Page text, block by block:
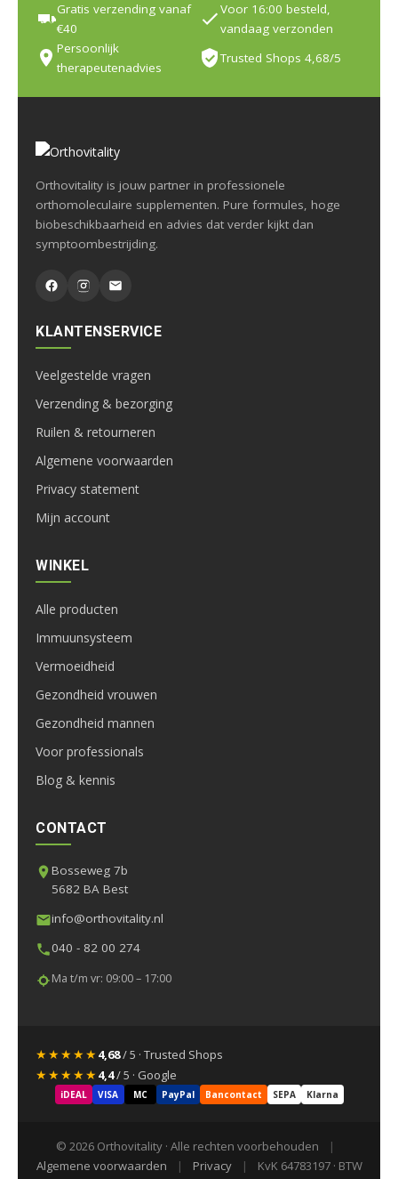
Gratis verzending vanaf
€40
Voor 16:00 besteld,
vandaag verzonden
Persoonlijk
therapeutenadvies
Trusted Shops 4,68/5
Orthovitality is jouw partner in professionele
orthomoleculaire supplementen. Pure formules, hoge
biobeschikbaarheid en advies dat verder kijkt dan
symptoombestrijding.
KLANTENSERVICE
Veelgestelde vragen
Verzending & bezorging
Ruilen & retourneren
Algemene voorwaarden
Privacy statement
Mijn account
WINKEL
Alle producten
Immuunsysteem
Vermoeidheid
Gezondheid vrouwen
Gezondheid mannen
Voor professionals
Blog & kennis
CONTACT
Bosseweg 7b
5682 BA Best
info@orthovitality.nl
040 - 82 00 274
Ma t/m vr: 09:00 – 17:00
★★★★★4,68/ 5 · Trusted Shops
★★★★★4,4/ 5 · Google
iDEAL VISA MC PayPal Bancontact SEPA Klarna
© 2026 Orthovitality · Alle rechten voorbehouden
|
Algemene voorwaarden
| Privacy |
KvK 64783197 · BTW